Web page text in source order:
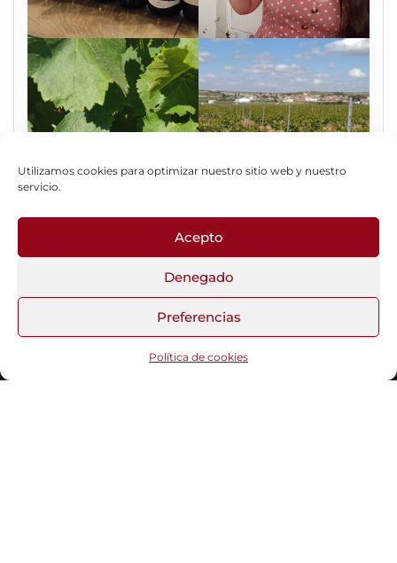
Utilizamos cookies para optimizar nuestro sitio web y nuestro
servicio.
Acepto
Denegado
Preferencias
Política de cookies
Fotos del Blog
Funciona gracias aWordPress |Tema:Head Blog